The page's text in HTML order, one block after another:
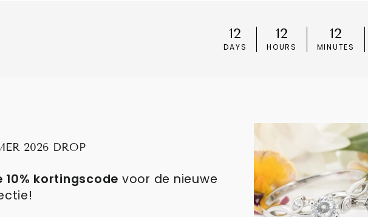
12
DAYS
12
HOURS
12
MINUTES
2026 DROP
10% kortingscode voor de nieuwe